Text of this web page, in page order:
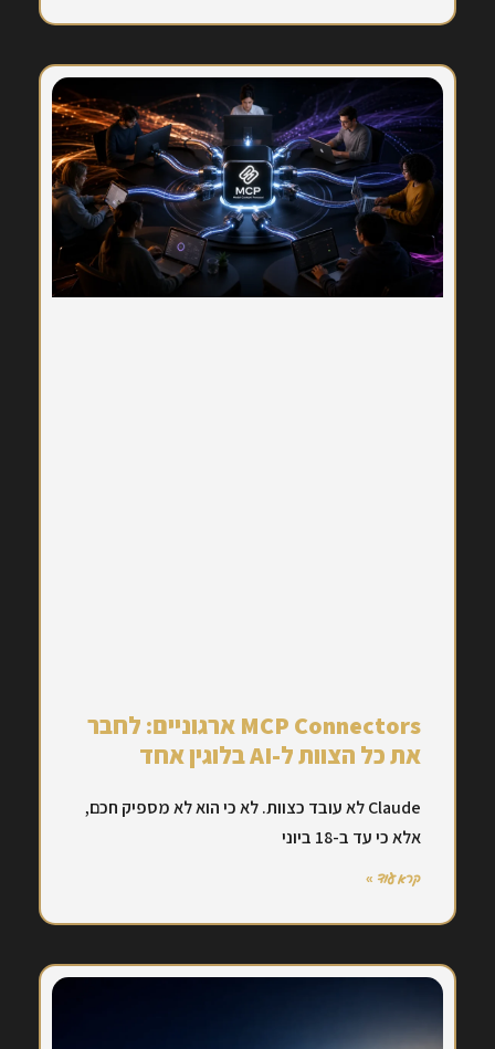
MCP Connectors ארגוניים: לחבר
את כל הצוות ל-AI בלוגין אחד
Claude לא עובד כצוות. לא כי הוא לא מספיק חכם,
אלא כי עד ב-18 ביוני
קרא עוד »